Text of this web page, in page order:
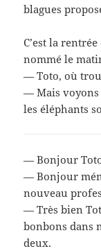
blagues
C’est la
nommé le
— Toto, où
— Mais
les éléphants
— Bonjour
— Bonjour
nouveau
— Très bien
bonbons dans
deux.